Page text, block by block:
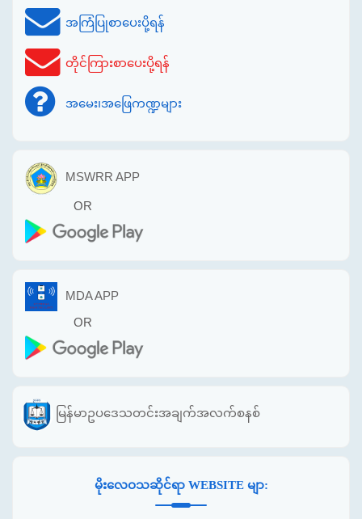
အကြံပြုစာပေးပို့ရန်
တိုင်ကြားစာပေးပို့ရန်
အမေး၊အဖြေကဏ္ဍများ
MSWRR APP
OR
MDA APP
OR
မြန်မာဥပဒေသတင်းအချက်အလက်စနစ်
မိုးလေဝသဆိုင်ရာ WEBSITE မျာ: